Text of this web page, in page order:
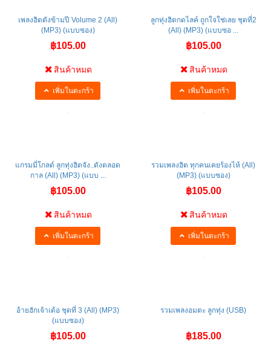
เพลงฮิตดังข้ามปี Volume 2 (All)
(MP3) (แบบซอง)
สินค้าหมด
ลูกทุ่งฮิตกดไลค์ ถูกใจใช่เลย ชุดที่2
(All) (MP3) (แบบซอ ...
สินค้าหมด
แกรมมี่โกลด์ ลูกทุ่งฮิตจัง..ดังตลอด
กาล (All) (MP3) (แบบ ...
สินค้าหมด
รวมเพลงฮิต ทุกคนเคยร้องไห้ (All)
(MP3) (แบบซอง)
สินค้าหมด
อ้ายฮักเจ้าเด้อ ชุดที่ 3 (All) (MP3)
(แบบซอง)